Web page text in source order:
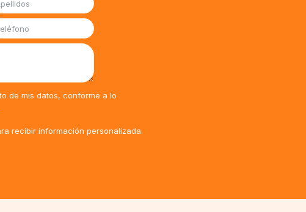
de mis datos, conforme a lo
recibir información personalizada.